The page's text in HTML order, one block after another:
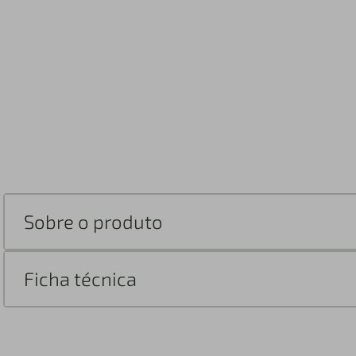
Sobre o produto
Ficha técnica